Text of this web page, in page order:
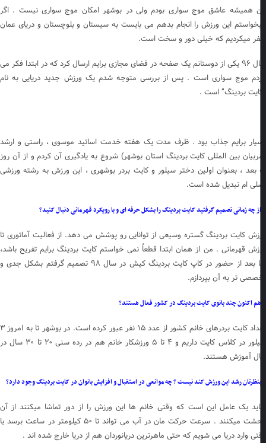
همیشه عاشق موج سواری بودم ولی در بوشهر امکان موج سواری نیست . اگر
این ورزش را انجام بدهم می بایست به سیستان و بلوچستان و دریای عمان
میکردیم که خیلی دور و سخت است.
سال ۹۶ یکی از دوستانم یک صفحه در فضای مجازی برایم ارسال کرد که در ابتدا فکر می
موج سواری است . پس از بررسی متوجه شدم یک ورزش جدید دریایی به نام
بردینگ” است .
برایم جذاب بود . ظرف مدت یک هفته خدمت اساتید موسوی ، راستی و ارشد
بین المللی کایت بردینگ استان بوشهر) شروع به یادگیری آن کردم و از آن روز
بعد ، بعنوان اولین دختر سیلور و کایت بردر بوشهری ، این ورزش به رشته ورزشی
ام تبدیل شده است.
چه زمانی تصمیم گرفتید کایت بردینگ را بشکل حرفه ای و با رویکرد قهرمانی دنبال کنید؟
کایت بردینگ گستره وسیعی از توانایی رو پوشش می دهد. از فعالیت آماتوری تا
قهرمانی . من از همان ابتدا قطعاً نمی خواستم کایت بردینگ برایم تفریح باشد،
اما بعد از حضور در کاپ کایت بردینگ کیش در سال ۹۸ تصمیم گرفتم بشکل جدی و
تر به آن بپردازم.
اکنون چند بانوی کایت بردینگ در کشور فعال هستند؟
تعداد کایت بردرهای خانم کشور از عدد ۱۵ نفر عبور کرده است. در بوشهر تا به امروز ۳
سیلور در کلاس کایت داریم و ۴ تا ۵ ورزشکار خانم هم در رده سنی ۲۰ تا ۳۰ سال در
آموزش هستند.
رشد این ورزش کند نیست ؟ چه موانعی در استقبال و افزایش بانوان در کایت بردینگ وجود دارد؟
یک عامل این است که وقتی خانم ها این ورزش را از دور تماشا میکنند از آن
وحشت میکنند . سرعت حرکت مان در آب می تواند تا ۵۰ کیلومتر در ساعت برسد یا
وارد دریا می شویم که حتی ماهرترین دریانوردان هم از دریا خارج شده اند .